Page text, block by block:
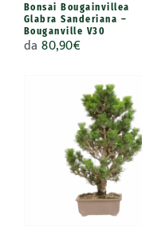
Bonsai Bougainvillea
Glabra Sanderiana –
Bouganville V30
da80,90€